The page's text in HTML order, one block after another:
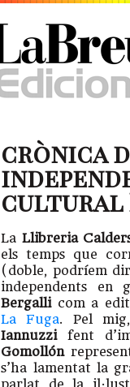
crònica
cultural
La Llibreria
els temps que
(doble, podríem
independents en
Bergallicom a
La Fuga. Pel
Iannuzzifent
Gomollón
s’ha lamentat la